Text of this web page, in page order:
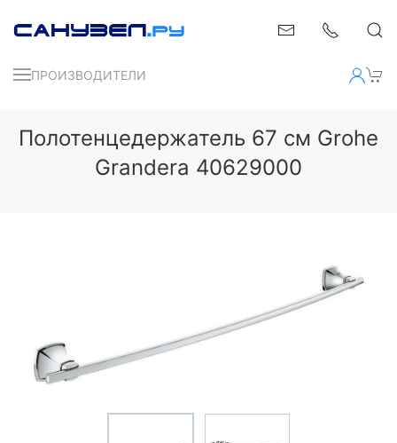
ПРОИЗВОДИТЕЛИ
Полотенцедержатель 67 см Grohe
Grandera 40629000